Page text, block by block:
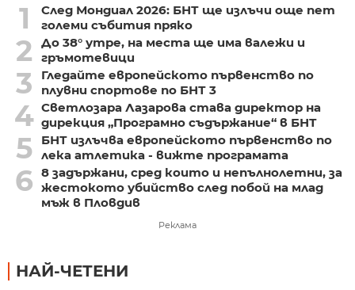
1
След Мондиал 2026: БНТ ще излъчи още пет
големи събития пряко
2
До 38° утре, на места ще има валежи и
гръмотевици
3
Гледайте европейското първенство по
плувни спортове по БНТ 3
4 Светлозара Лазарова става директор на
дирекция „Програмно съдържание“ в БНТ
5
БНТ излъчва европейското първенство по
лека атлетика - вижте програмата
6 8 задържани, сред които и непълнолетни, за
жестокото убийство след побой на млад
мъж в Пловдив
Реклама
НАЙ-ЧЕТЕНИ